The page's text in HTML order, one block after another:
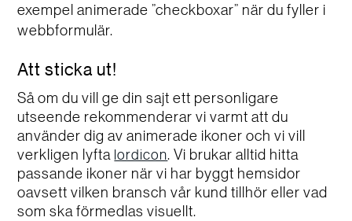
exempel animerade ”checkboxar” när du fyller i
webbformulär.
Att sticka ut!
Så om du vill ge din sajt ett personligare
utseende rekommenderar vi varmt att du
använder dig av animerade ikoner och vi vill
verkligen lyfta lordicon. Vi brukar alltid hitta
passande ikoner när vi har byggt hemsidor
oavsett vilken bransch vår kund tillhör eller vad
som ska förmedlas visuellt.